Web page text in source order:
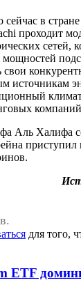
сейчас в
проходит
сетей,
свои
источникам
Аль Халифа
приступил
для того,
ETF